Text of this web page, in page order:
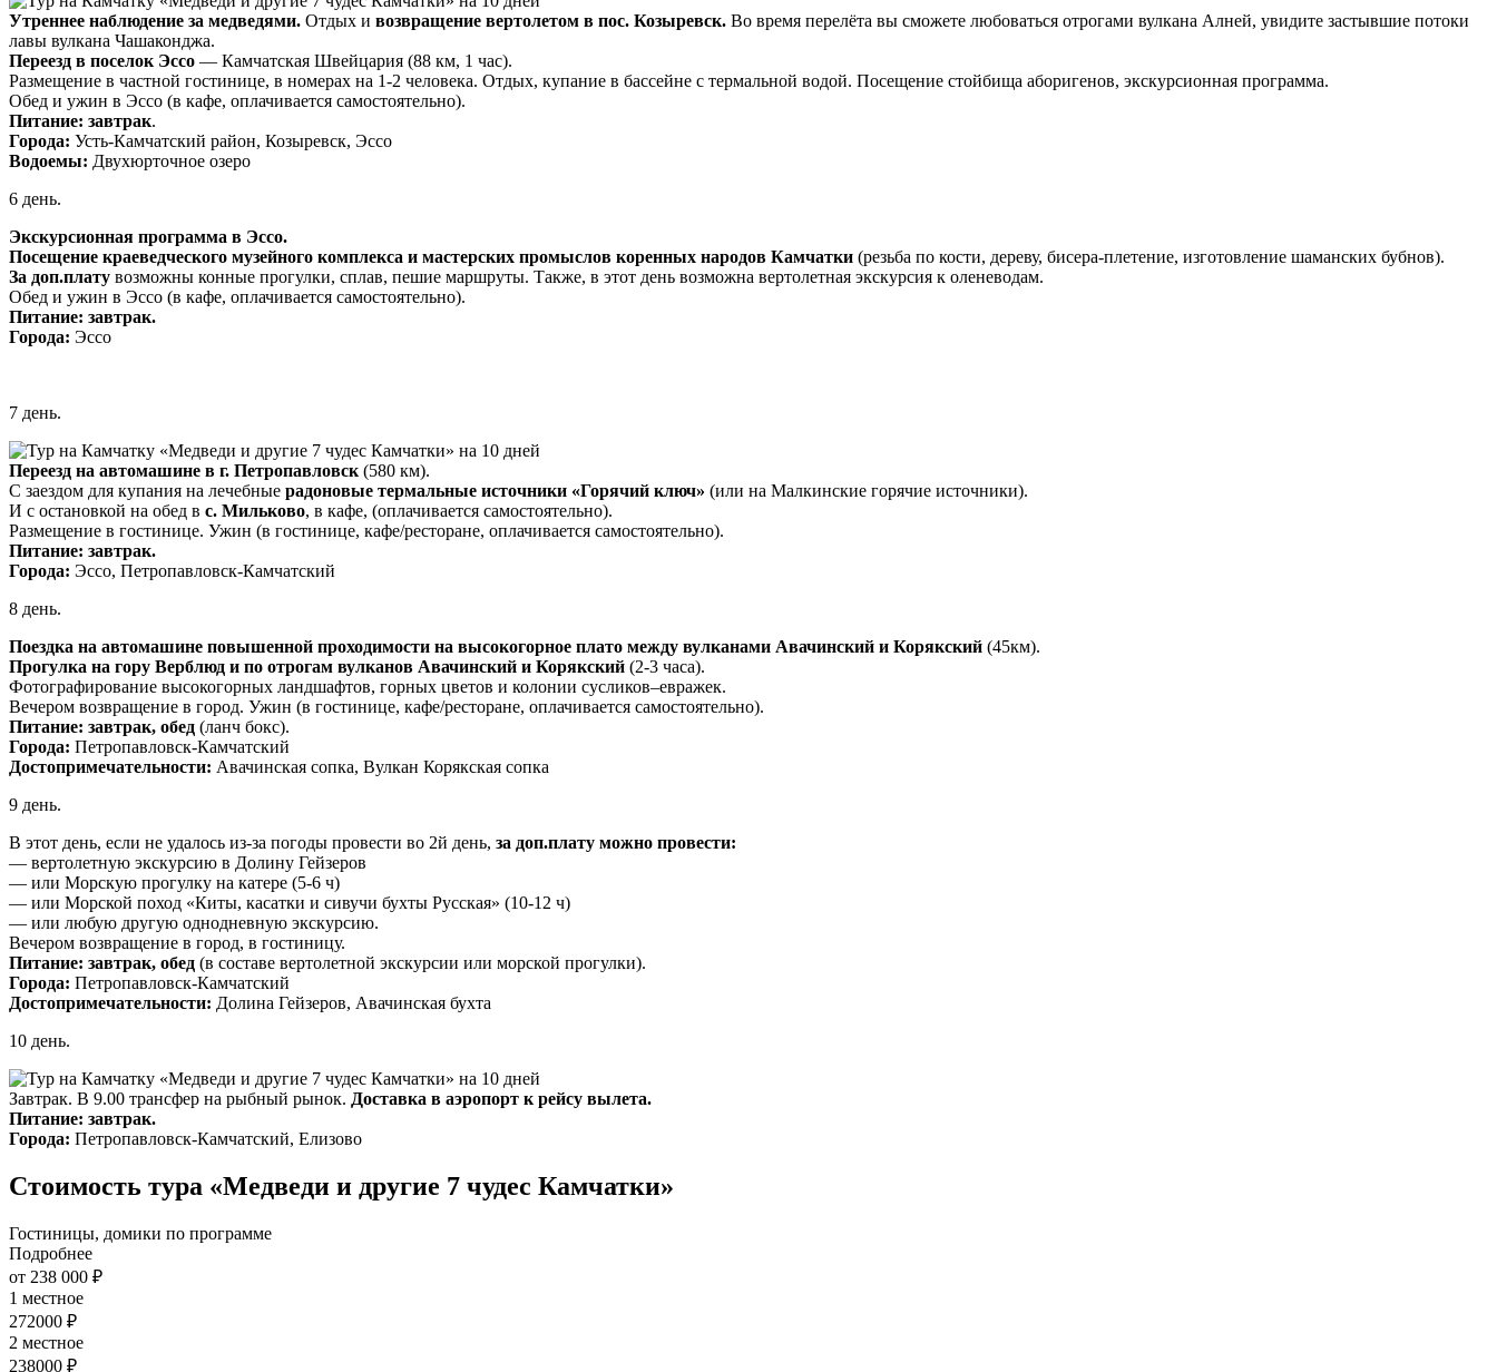
Утреннее наблюдение за медведями. Отдых и возвращение вертолетом в пос. Козыревск. Во время перелёта вы сможете любоваться отрогами вулкана Алней, увидите застывшие потоки
лавы вулкана Чашаконджа.
Переезд в поселок Эссо — Камчатская Швейцария (88 км, 1 час).
Размещение в частной гостинице, в номерах на 1-2 человека. Отдых, купание в бассейне с термальной водой. Посещение стойбища аборигенов, экскурсионная программа.
Обед и ужин в Эссо (в кафе, оплачивается самостоятельно).
Питание: завтрак.
Города: Усть-Камчатский район, Козыревск, Эссо
Водоемы: Двухюрточное озеро
6 день.
Экскурсионная программа в Эссо.
Посещение краеведческого музейного комплекса и мастерских промыслов коренных народов Камчатки (резьба по кости, дереву, бисера-плетение, изготовление шаманских бубнов).
За доп.плату возможны конные прогулки, сплав, пешие маршруты. Также, в этот день возможна вертолетная экскурсия к оленеводам.
Обед и ужин в Эссо (в кафе, оплачивается самостоятельно).
Питание: завтрак.
Города: Эссо
7 день.
Переезд на автомашине в г. Петропавловск (580 км).
С заездом для купания на лечебные радоновые термальные источники «Горячий ключ» (или на Малкинские горячие источники).
И с остановкой на обед в с. Мильково, в кафе, (оплачивается самостоятельно).
Размещение в гостинице. Ужин (в гостинице, кафе/ресторане, оплачивается самостоятельно).
Питание: завтрак.
Города: Эссо, Петропавловск-Камчатский
8 день.
Поездка на автомашине повышенной проходимости на высокогорное плато между вулканами Авачинский и Корякский (45км).
Прогулка на гору Верблюд и по отрогам вулканов Авачинский и Корякский (2-3 часа).
Фотографирование высокогорных ландшафтов, горных цветов и колонии сусликов–евражек.
Вечером возвращение в город. Ужин (в гостинице, кафе/ресторане, оплачивается самостоятельно).
Питание: завтрак, обед (ланч бокс).
Города: Петропавловск-Камчатский
Достопримечательности: Авачинская сопка, Вулкан Корякская сопка
9 день.
В этот день, если не удалось из-за погоды провести во 2й день, за доп.плату можно провести:
— вертолетную экскурсию в Долину Гейзеров
— или Морскую прогулку на катере (5-6 ч)
— или Морской поход «Киты, касатки и сивучи бухты Русская» (10-12 ч)
— или любую другую однодневную экскурсию.
Вечером возвращение в город, в гостиницу.
Питание: завтрак, обед (в составе вертолетной экскурсии или морской прогулки).
Города: Петропавловск-Камчатский
Достопримечательности: Долина Гейзеров, Авачинская бухта
10 день.
Завтрак. В 9.00 трансфер на рыбный рынок. Доставка в аэропорт к рейсу вылета.
Питание: завтрак.
Города: Петропавловск-Камчатский, Елизово
Стоимость тура «Медведи и другие 7 чудес Камчатки»
Гостиницы, домики по программе
Подробнее
от 238 000 ₽
1 местное
272000 ₽
2 местное
238000 ₽